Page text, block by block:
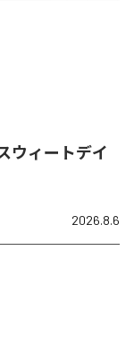
ウィートデイ
2026.8.6